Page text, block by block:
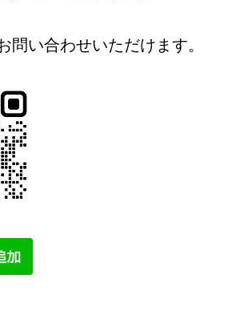
問い合わせいただけます。